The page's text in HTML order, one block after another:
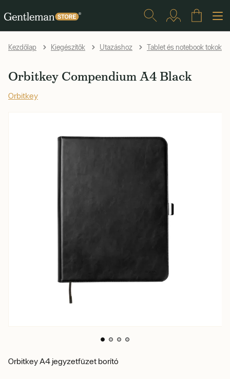
Kezdőlap Kiegészítők Utazáshoz Tablet és notebook tokok
Orbitkey Compendium A4 Black
Orbitkey
Orbitkey A4 jegyzetfüzet borító